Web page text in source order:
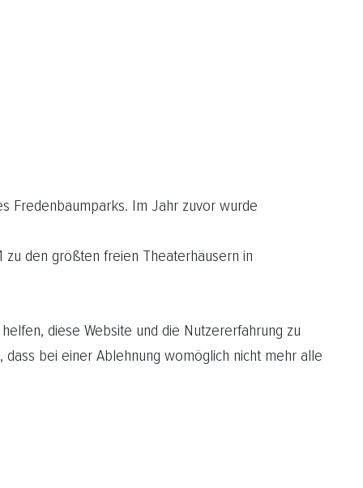
Fredenbaumparks. Im Jahr zuvor wurde
den größten freien Theaterhäusern in
diese Website und die Nutzererfahrung zu
bei einer Ablehnung womöglich nicht mehr alle